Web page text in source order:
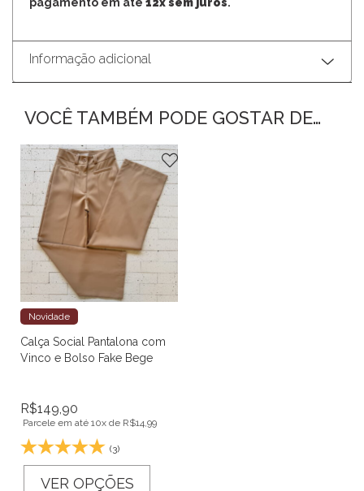
Informação adicional
VOCÊ TAMBÉM PODE GOSTAR DE…
Novidade
Calça Social Pantalona com
Vinco e Bolso Fake Bege
R$149,90
Parcele em até 10x de R$14,99
(3)
VER OPÇÕES